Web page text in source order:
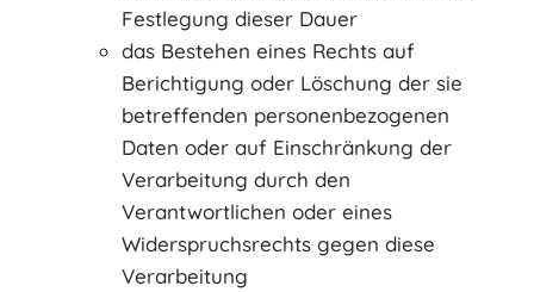
Festlegung dieser Dauer
das Bestehen eines Rechts auf
Berichtigung oder Löschung der sie
betreffenden personenbezogenen
Daten oder auf Einschränkung der
Verarbeitung durch den
Verantwortlichen oder eines
Widerspruchsrechts gegen diese
Verarbeitung